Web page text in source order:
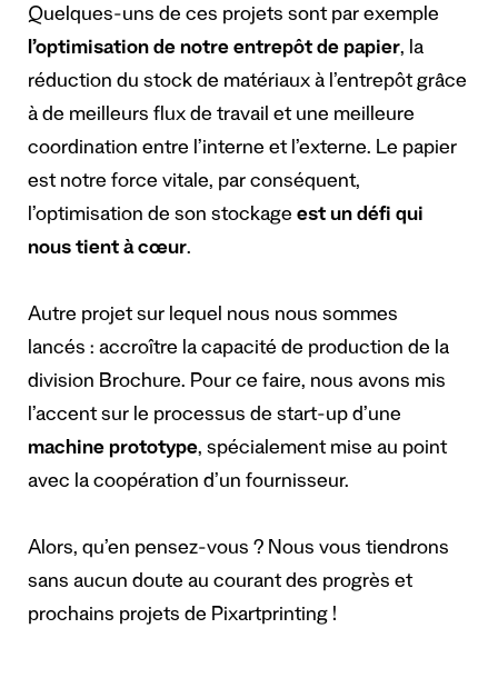
Quelques-uns de ces projets sont par exemple
l’optimisation de notre entrepôt de papier, la
réduction du stock de matériaux à l’entrepôt grâce
à de meilleurs flux de travail et une meilleure
coordination entre l’interne et l’externe. Le papier
est notre force vitale, par conséquent,
l’optimisation de son stockage est un défi qui
nous tient à cœur.
Autre projet sur lequel nous nous sommes
lancés : accroître la capacité de production de la
division Brochure. Pour ce faire, nous avons mis
l’accent sur le processus de start-up d’une
machine prototype, spécialement mise au point
avec la coopération d’un fournisseur.
Alors, qu’en pensez-vous ? Nous vous tiendrons
sans aucun doute au courant des progrès et
prochains projets de Pixartprinting !